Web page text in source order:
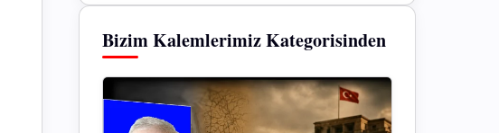
Bizim Kalemlerimiz Kategorisinden